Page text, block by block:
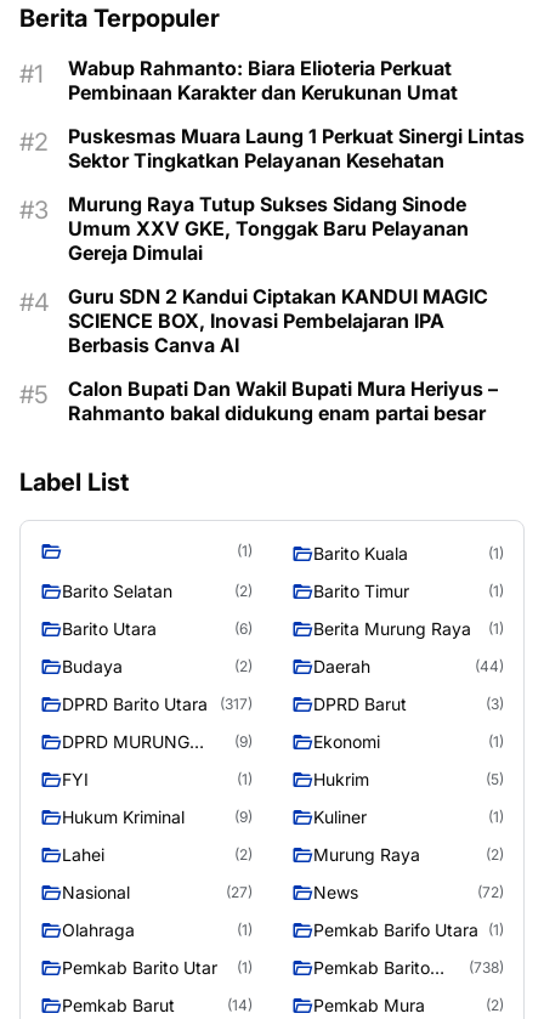
Berita Terpopuler
Wabup Rahmanto: Biara Elioteria Perkuat
Pembinaan Karakter dan Kerukunan Umat
Puskesmas Muara Laung 1 Perkuat Sinergi Lintas
Sektor Tingkatkan Pelayanan Kesehatan
Murung Raya Tutup Sukses Sidang Sinode
Umum XXV GKE, Tonggak Baru Pelayanan
Gereja Dimulai
Guru SDN 2 Kandui Ciptakan KANDUI MAGIC
SCIENCE BOX, Inovasi Pembelajaran IPA
Berbasis Canva AI
Calon Bupati Dan Wakil Bupati Mura Heriyus –
Rahmanto bakal didukung enam partai besar
Label List
(1) Barito Kuala (1)
Barito Selatan (2) Barito Timur (1)
Barito Utara (6) Berita Murung Raya (1)
Budaya (2) Daerah (44)
DPRD Barito Utara (317) DPRD Barut (3)
DPRD MURUNG
RAYA
(9) Ekonomi (1)
FYI (1) Hukrim (5)
Hukum Kriminal (9) Kuliner (1)
Lahei (2) Murung Raya (2)
Nasional (27) News (72)
Olahraga (1) Pemkab Barifo Utara (1)
Pemkab Barito Utar (1)
Pemkab Barito
Utara
(738)
Pemkab Barut (14) Pemkab Mura (2)